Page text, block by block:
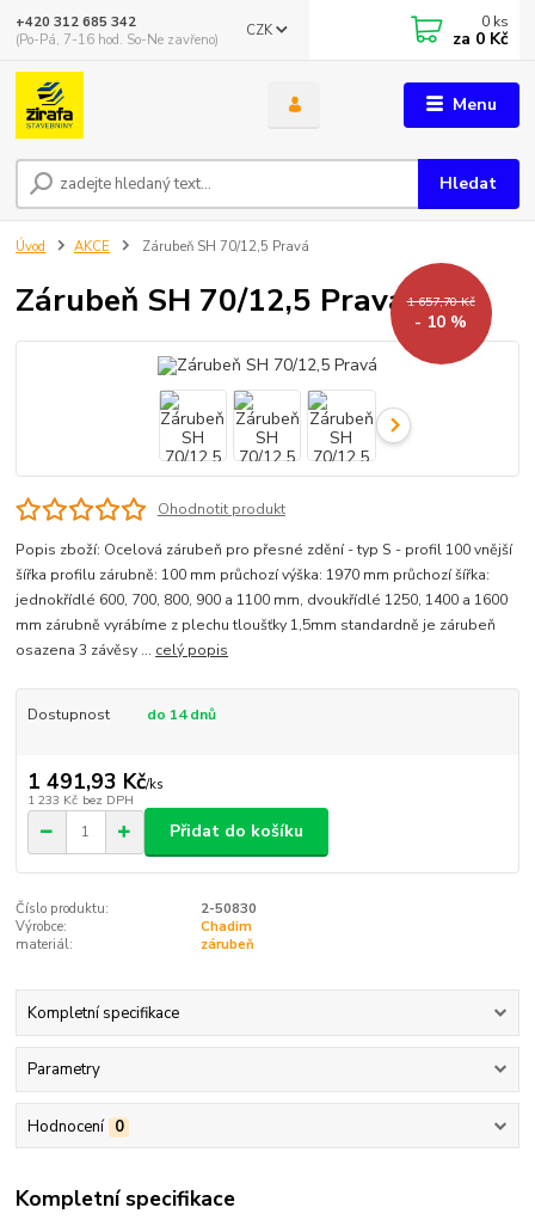
Menu
CZK
Hledat
+420 312 685 342
(Po-Pá, 7-16 hod. So-Ne zavřeno)
0 ks
za 0 Kč
Úvod AKCE Zárubeň SH 70/12,5 Pravá
Zárubeň SH 70/12,5 Pravá1 657,70 Kč
- 10 %
Ohodnotit produkt
Popis zboží: Ocelová zárubeň pro přesné zdění - typ S - profil 100 vnější
šířka profilu zárubně: 100 mm průchozí výška: 1970 mm průchozí šířka:
jednokřídlé 600, 700, 800, 900 a 1100 mm, dvoukřídlé 1250, 1400 a 1600
mm zárubně vyrábíme z plechu tloušťky 1,5mm standardně je zárubeň
osazena 3 závěsy ... celý popis
Dostupnost do 14 dnů
1 491,93 Kč/ks
1 233 Kč bez DPH
Přidat do košíku
Číslo produktu:
2-50830
Výrobce:
Chadim
materiál:
zárubeň
Kompletní specifikace
Parametry
Hodnocení 0
Kompletní specifikace